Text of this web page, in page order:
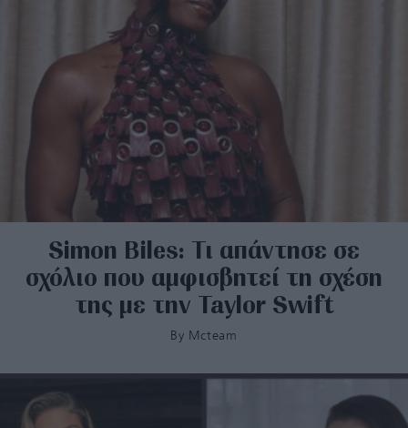
Simon Biles: Τι απάντησε σε
σχόλιο που αμφισβητεί τη σχέση
της με την Taylor Swift
By Mcteam